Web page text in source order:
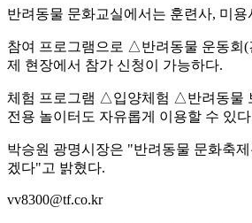
반려동물 문화교실에서는 훈련사, 미
참여 프로그램으로 △반려동물 운동회(
제 현장에서 참가 신청이 가능하다.
체험 프로그램 △입양체험 △반려동물
전용 놀이터도 자유롭게 이용할 수 있
박승원 광명시장은 "반려동물 문화축
겠다"고 밝혔다.
vv8300@tf.co.kr